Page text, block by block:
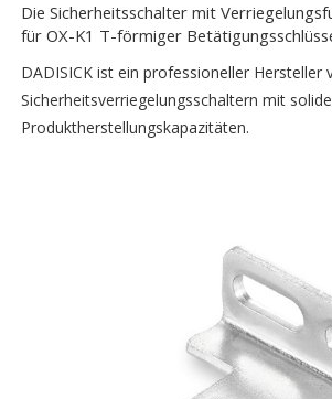
Die Sicherheitsschalter mit
für OX-K1 T-förmiger
DADISICK ist ein professioneller Hersteller
Sicherheitsverriegelungsschaltern mit
Produktherstellungskapazitäten.